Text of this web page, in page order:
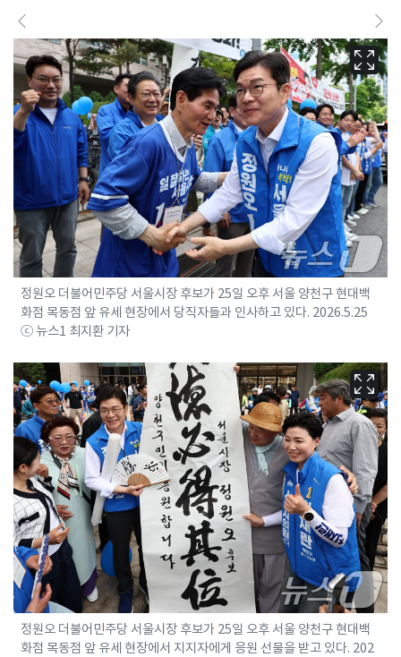
정원오 더불어민주당 서울시장 후보가 25일 오후 서울 양천구 현대백
화점 목동점 앞 유세 현장에서 당직자들과 인사하고 있다. 2026.5.25
ⓒ 뉴스1 최지환 기자
정원오 더불어민주당 서울시장 후보가 25일 오후 서울 양천구 현대백
화점 목동점 앞 유세 현장에서 지지자에게 응원 선물을 받고 있다. 202